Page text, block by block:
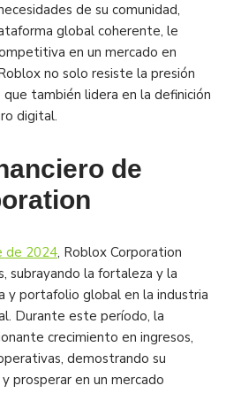
de su comunidad,
global coherente, le
en un mercado en
no solo resiste la presión
también lidera en la definición
digital.
de
de 2024, Roblox Corporation
subrayando la fortaleza y la
y portafolio global en la industria
Durante este período, la
crecimiento en ingresos,
demostrando su
prosperar en un mercado